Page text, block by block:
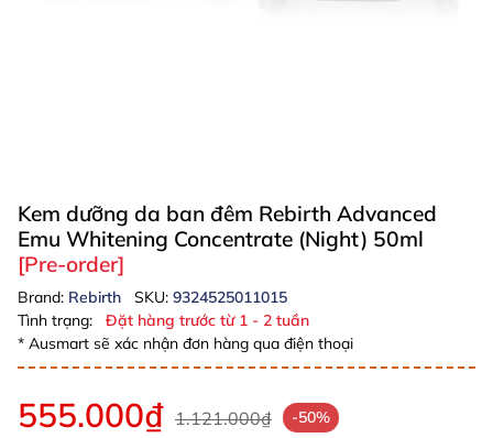
Kem dưỡng da ban đêm Rebirth Advanced
Emu Whitening Concentrate (Night) 50ml
[Pre-order]
Brand: Rebirth SKU: 9324525011015
Tình trạng:
Đặt hàng trước từ 1 - 2 tuần
* Ausmart sẽ xác nhận đơn hàng qua điện thoại
555.000₫ 1.121.000₫ -50%